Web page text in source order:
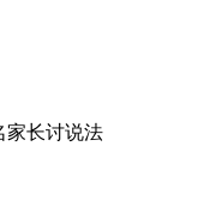
戴
长讨说法